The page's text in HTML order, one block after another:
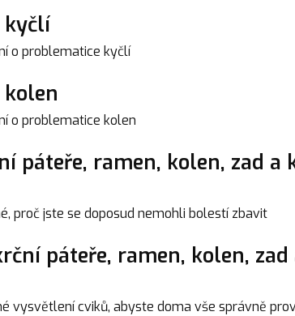
kyčlí
o problematice kyčlí
o problematice kolen
páteře, ramen, kolen, zad a
proč jste se doposud nemohli bolestí zbavit
páteře, ramen, kolen,
vysvětlení cviků, abyste doma vše správně